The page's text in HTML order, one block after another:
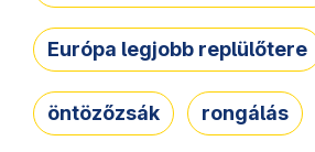
Európa legjobb replülőtere
öntözőzsák rongálás